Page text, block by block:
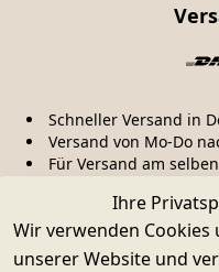
Ihre
Wir verwenden
unserer Website und
Schneller Versand in
Versand von Mo-Do
Für Versand am
Kauf